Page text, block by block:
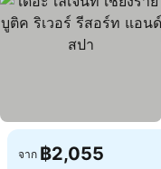
จาก ฿2,055